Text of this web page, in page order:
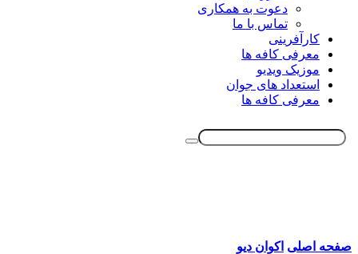
دعوت به همکاری
تماس با ما
کارآفرینی
معرفی کافه ها
موزیک ویدیو
استعداد های جوان
معرفی کافه ها
صفحه اصلی اکوان دیو